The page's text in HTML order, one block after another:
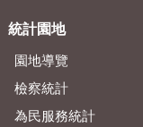
統計園地
園地導覽
檢察統計
為民服務統計